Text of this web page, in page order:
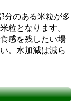
分のある米粒が多
粒となります。
感を残したい場
。水加減は減ら